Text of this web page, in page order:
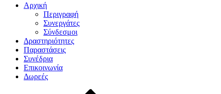
Αρχική
Περιγραφή
Συνεργάτες
Σύνδεσμοι
Δραστηριότητες
Παραστάσεις
Συνέδρια
Επικοινωνία
Δωρεές